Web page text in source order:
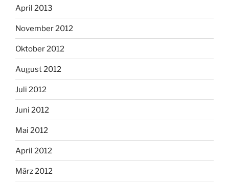
April 2013
November 2012
Oktober 2012
August 2012
Juli 2012
Juni 2012
Mai 2012
April 2012
März 2012